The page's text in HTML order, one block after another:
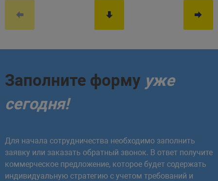
Заполните форму уже
сегодня!
Для начала сотрудничества необходимо заполнить
заявку или заказать обратный звонок. В ответ получите
коммерческое предложение, которое будет содержать
индивидуальную стратегию с учетом требований и